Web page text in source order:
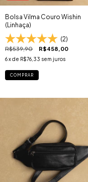
Bolsa Vilma Couro Wishin
(Linhaça)
(2)
R$539,90 R$458,00
6x de R$76,33 sem juros
COMPRAR